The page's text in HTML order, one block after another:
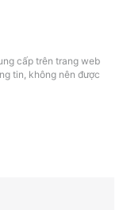
cấp trên trang web
tin, không nên được